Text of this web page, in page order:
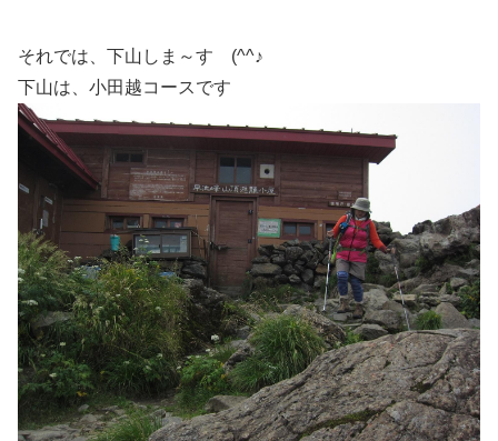
それでは、下山しま～す (^^♪
下山は、小田越コースです